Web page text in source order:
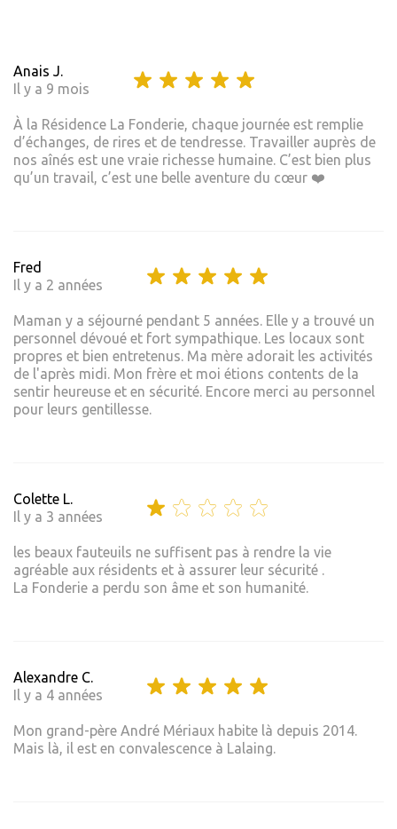
Anais J.
Il y a 9 mois
À la Résidence La Fonderie, chaque journée est remplie
d’échanges, de rires et de tendresse. Travailler auprès de
nos aînés est une vraie richesse humaine. C’est bien plus
qu’un travail, c’est une belle aventure du cœur ❤️
Fred
Il y a 2 années
Maman y a séjourné pendant 5 années. Elle y a trouvé un
personnel dévoué et fort sympathique. Les locaux sont
propres et bien entretenus. Ma mère adorait les activités
de l'après midi. Mon frère et moi étions contents de la
sentir heureuse et en sécurité. Encore merci au personnel
pour leurs gentillesse.
Colette L.
Il y a 3 années
les beaux fauteuils ne suffisent pas à rendre la vie
agréable aux résidents et à assurer leur sécurité .
La Fonderie a perdu son âme et son humanité.
Alexandre C.
Il y a 4 années
Mon grand-père André Mériaux habite là depuis 2014.
Mais là, il est en convalescence à Lalaing.